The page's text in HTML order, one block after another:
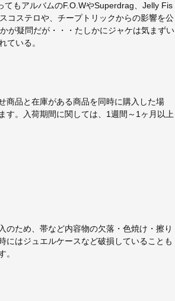
もアルバムのF.O.WやSuperdrag、Jelly Fis
ステロや、チープトリックからの影響を公
が疑問だが・・・たしかにジャケは気まずい
ている。
商品と在庫がある商品を同時に購入した場
す。入荷期間に関しては、1週間～1ヶ月以上
ため、帯など内容物の欠落・色焼け・擦り
にはジュエルケースなど破損していることも
。